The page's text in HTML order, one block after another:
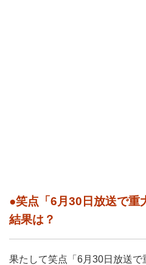
●笑点「6月30日放送で重
結果は？
果たして笑点「6月30日放送